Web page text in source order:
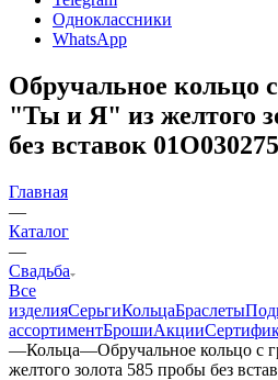
Одноклассники
WhatsApp
Обручальное кольцо
"Ты и Я" из желтого
без вставок 01О030275
Главная
—
Каталог
—
Свадьба
Все
изделияСерьгиКольцаБраслеты
ассортиментБрошиАкции
—Кольца—Обручальное кольцо с
желтого золота 585 пробы без